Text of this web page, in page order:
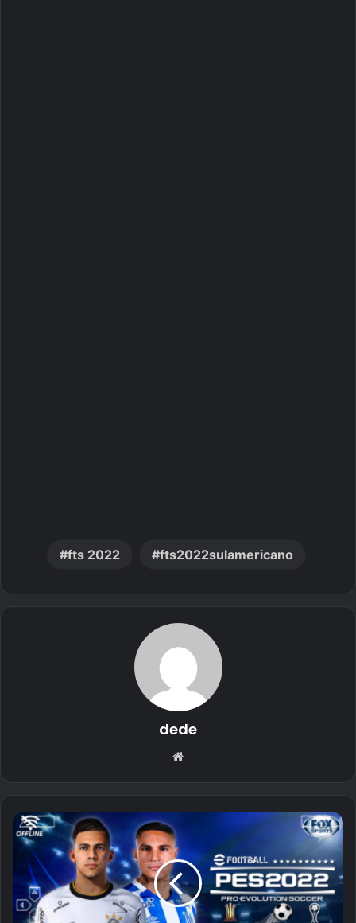
fts 2022 fts2022sulamericano
dede
Website